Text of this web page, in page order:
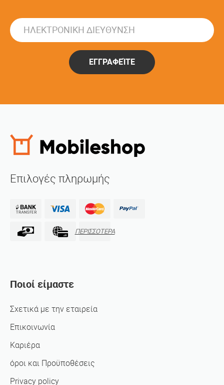
ΕΓΓΡΑΦΕΊΤΕ
Επιλογές πληρωμής
ΠΕΡΙΣΣΟΤΕΡΑ
Ποιοί είμαστε
Σχετικά με την εταιρεία
Επικοινωνία
Καριέρα
όροι και Προϋποθέσεις
Privacy policy